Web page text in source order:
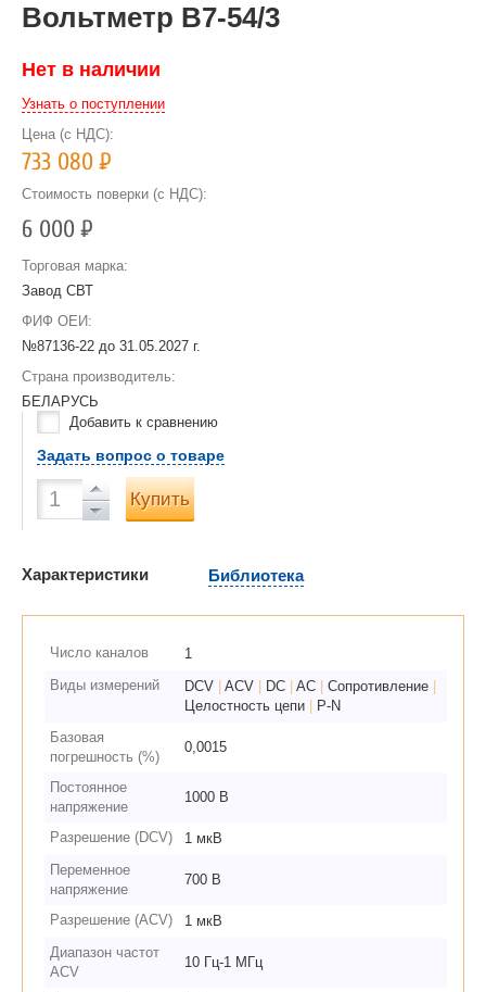
Вольтметр В7-54/3
Нет в наличии
Узнать о поступлении
Цена (с НДС):
733 080Р
Стоимость поверки (с НДС):
6 000Р
Торговая марка:
Завод СВТ
ФИФ ОЕИ:
№87136-22 до 31.05.2027 г.
Страна производитель:
БЕЛАРУСЬ
Добавить к сравнению
Задать вопрос о товаре
Купить
Характеристики Библиотека
Число каналов
1
Виды измерений
DCV ACV DC AC Сопротивление
Целостность цепи
P-N
Базовая
погрешность (%)
0,0015
Постоянное
напряжение
1000 В
Разрешение (DCV)
1 мкВ
Переменное
напряжение
700 В
Разрешение (ACV)
1 мкВ
Диапазон частот
ACV
10 Гц-1 МГц